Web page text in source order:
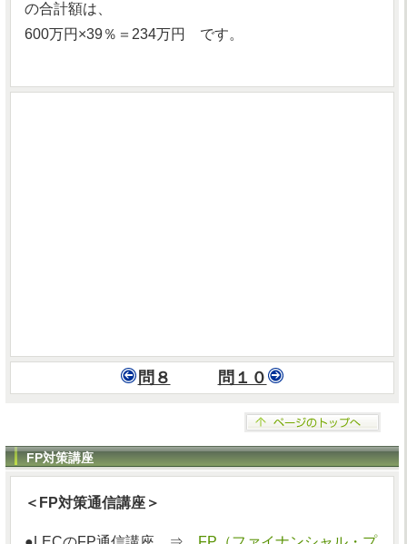
の合計額は、
600万円×39％＝234万円 です。
問８ 問１０
FP対策講座
＜FP対策通信講座＞